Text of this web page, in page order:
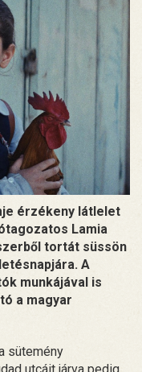
érzékeny látlelet
Lamia
tortát süssön
A
munkájával is
a magyar
sütemény